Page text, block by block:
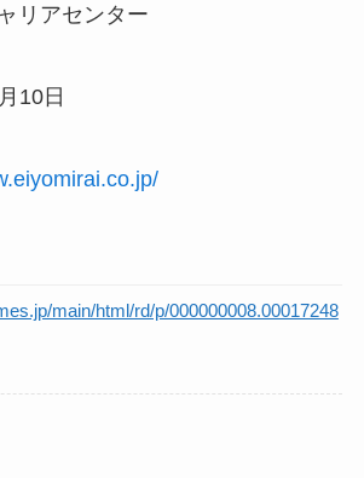
リアセンター
10日
main/html/rd/p/000000008.00017248